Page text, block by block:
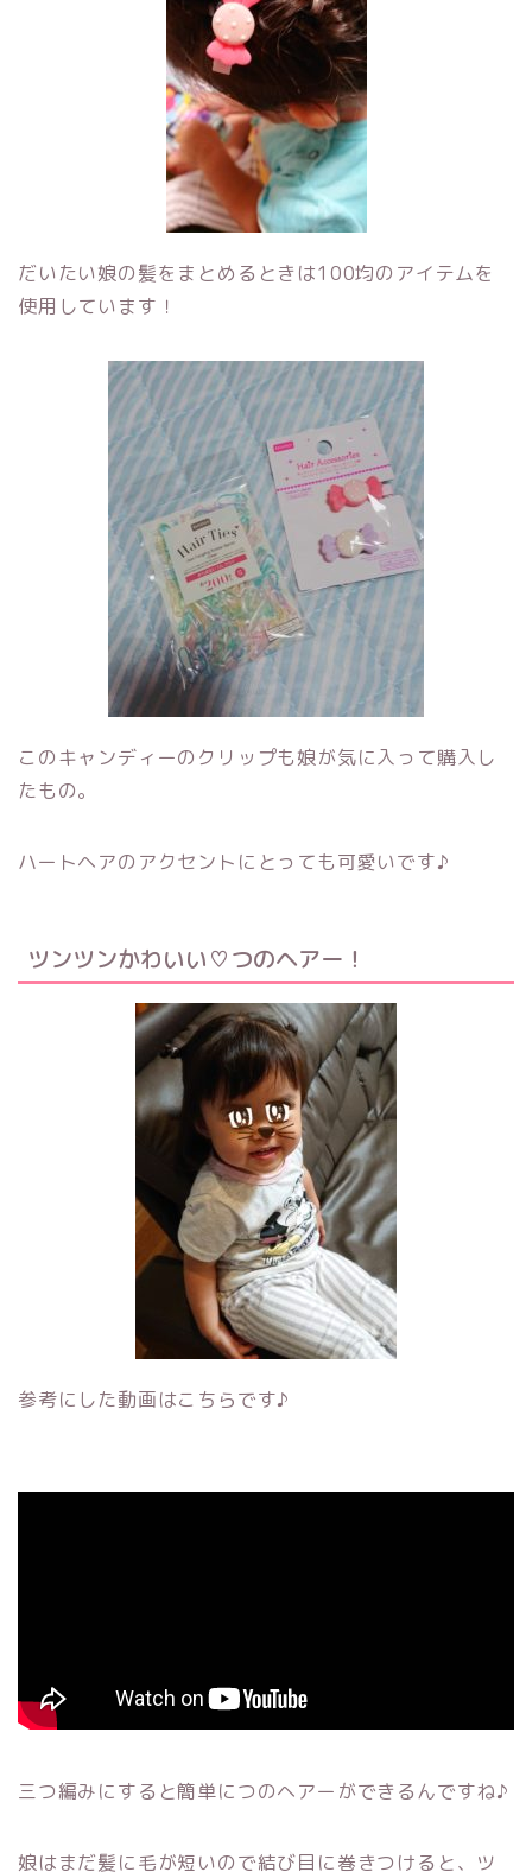
だいたい娘の髪をまとめるときは100均のアイテムを
使用しています！
このキャンディーのクリップも娘が気に入って購入し
たもの。
ハートヘアのアクセントにとっても可愛いです♪
ツンツンかわいい♡つのヘアー！
参考にした動画はこちらです♪
三つ編みにすると簡単につのヘアーができるんですね♪
娘はまだ髪に毛が短いので結び目に巻きつけると、ツ